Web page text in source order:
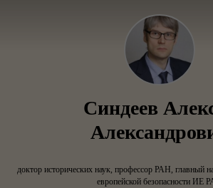
Синдеев
доктор исторических наук, профессор РАН, главный
европейской безопасности ИЕ